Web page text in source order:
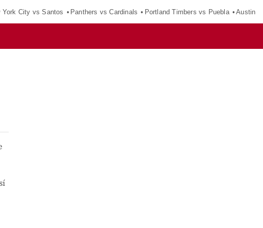
York City vs Santos Panthers vs Cardinals Portland Timbers vs Puebla Austin